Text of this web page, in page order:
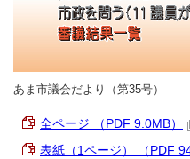
あま市議会だより（第35号）
全ページ （PDF 9.0MB）
表紙（1ページ） （PDF